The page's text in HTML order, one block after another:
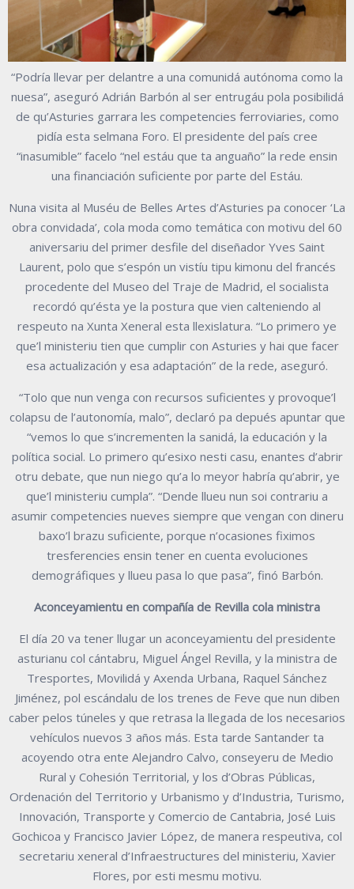
“Podría llevar per delantre a una comunidá autónoma como la
nuesa”, aseguró Adrián Barbón al ser entrugáu pola posibilidá
de qu’Asturies garrara les competencies ferroviaries, como
pidía esta selmana Foro. El presidente del país cree
“inasumible” facelo “nel estáu que ta anguaño” la rede ensin
una financiación suficiente por parte del Estáu.
Nuna visita al Muséu de Belles Artes d’Asturies pa conocer ‘La
obra convidada’, cola moda como temática con motivu del 60
aniversariu del primer desfile del diseñador Yves Saint
Laurent, polo que s’espón un vistíu tipu kimonu del francés
procedente del Museo del Traje de Madrid, el socialista
recordó qu’ésta ye la postura que vien calteniendo al
respeuto na Xunta Xeneral esta llexislatura. “Lo primero ye
que’l ministeriu tien que cumplir con Asturies y hai que facer
esa actualización y esa adaptación” de la rede, aseguró.
“Tolo que nun venga con recursos suficientes y provoque’l
colapsu de l’autonomía, malo”, declaró pa depués apuntar que
“vemos lo que s’incrementen la sanidá, la educación y la
política social. Lo primero qu’esixo nesti casu, enantes d’abrir
otru debate, que nun niego qu’a lo meyor habría qu’abrir, ye
que’l ministeriu cumpla”. “Dende llueu nun soi contrariu a
asumir competencies nueves siempre que vengan con dineru
baxo’l brazu suficiente, porque n’ocasiones fiximos
tresferencies ensin tener en cuenta evoluciones
demográfiques y llueu pasa lo que pasa”, finó Barbón.
Aconceyamientu en compañía de Revilla cola ministra
El día 20 va tener llugar un aconceyamientu del presidente
asturianu col cántabru, Miguel Ángel Revilla, y la ministra de
Tresportes, Movilidá y Axenda Urbana, Raquel Sánchez
Jiménez, pol escándalu de los trenes de Feve que nun diben
caber pelos túneles y que retrasa la llegada de los necesarios
vehículos nuevos 3 años más. Esta tarde Santander ta
acoyendo otra ente Alejandro Calvo, conseyeru de Medio
Rural y Cohesión Territorial, y los d’Obras Públicas,
Ordenación del Territorio y Urbanismo y d’Industria, Turismo,
Innovación, Transporte y Comercio de Cantabria, José Luis
Gochicoa y Francisco Javier López, de manera respeutiva, col
secretariu xeneral d’Infraestructures del ministeriu, Xavier
Flores, por esti mesmu motivu.